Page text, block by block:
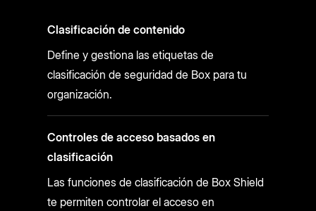
Clasificación de contenido
Define y gestiona las etiquetas de
clasificación de seguridad de Box para tu
organización.
Controles de acceso basados en
clasificación
Las funciones de clasificación de Box Shield
te permiten controlar el acceso en